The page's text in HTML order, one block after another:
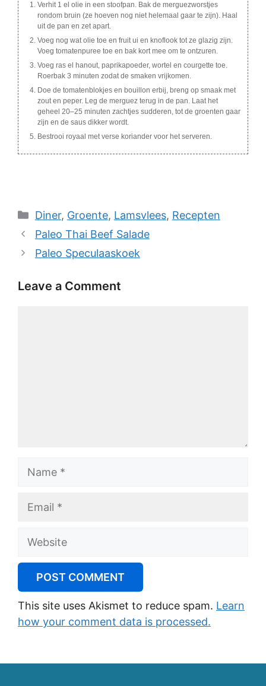
Verhit 1 el olie in een stoofpan. Bak de merguezworstjes
rondom bruin (ze hoeven nog niet helemaal gaar te zijn). Haal
uit de pan en zet apart.
Voeg nog wat olie toe en fruit ui en knoflook tot ze glazig zijn.
Voeg tomatenpuree toe en bak kort mee om te ontzuren.
Voeg ras el hanout, paprikapoeder, wortel en courgette toe.
Roerbak 3 minuten zodat de smaken vrijkomen.
Doe de tomatenblokjes en bouillon erbij, breng op smaak met
zout en peper. Leg de merguez terug in de pan. Laat het
geheel 20–25 minuten zachtjes sudderen, tot de groenten gaar
zijn en de saus dikker wordt.
Bestrooi royaal met verse koriander voor het serveren.
Categories
Diner, Groente, Lamsvlees, Recepten
Paleo Thai Beef Salade
Paleo Speculaaskoek
Leave a Comment
Website
This site uses Akismet to reduce spam. Learn
how your comment data is processed.